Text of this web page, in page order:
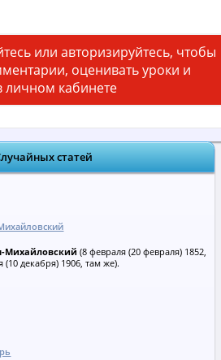
или авторизируйтесь, чтобы
оценивать уроки и
личном кабинете
статей
Михайловский (8 февраля (20 февраля) 1852,
декабря) 1906, там же).